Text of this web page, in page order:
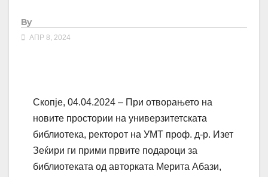
By
АПР 8, 2024
Скопје, 04.04.2024 – При отворањето на
новите простории на универзитетската
библиотека, ректорот на УМТ проф. д-р. Изет
Зеќири ги прими првите подароци за
библиотеката од авторката Мерита Абази,